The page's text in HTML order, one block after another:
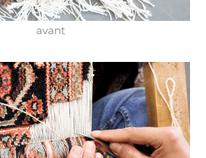
avant